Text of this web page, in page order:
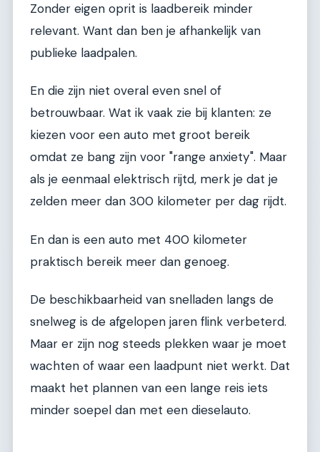
Zonder eigen oprit is laadbereik minder
relevant. Want dan ben je afhankelijk van
publieke laadpalen.
En die zijn niet overal even snel of
betrouwbaar. Wat ik vaak zie bij klanten: ze
kiezen voor een auto met groot bereik
omdat ze bang zijn voor "range anxiety". Maar
als je eenmaal elektrisch rijtd, merk je dat je
zelden meer dan 300 kilometer per dag rijdt.
En dan is een auto met 400 kilometer
praktisch bereik meer dan genoeg.
De beschikbaarheid van snelladen langs de
snelweg is de afgelopen jaren flink verbeterd.
Maar er zijn nog steeds plekken waar je moet
wachten of waar een laadpunt niet werkt. Dat
maakt het plannen van een lange reis iets
minder soepel dan met een dieselauto.